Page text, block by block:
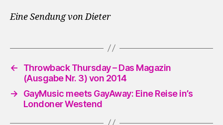
Eine Sendung von Dieter
←
Throwback Thursday – Das Magazin
(Ausgabe Nr. 3) von 2014
→
GayMusic meets GayAway: Eine Reise in’s
Londoner Westend